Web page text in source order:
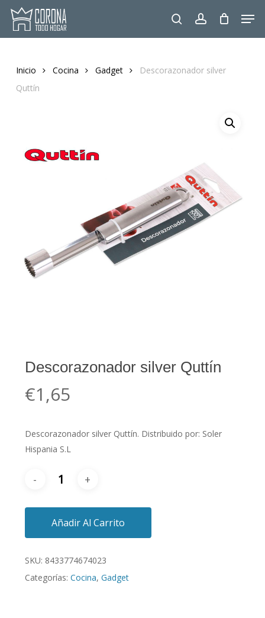
Skip
main
searchaccount
Inicio Cocina Gadget
Descorazonador silver
Quttín
Descorazonador silver Quttín
€1,65
Descorazonador silver Quttín. Distribuido por: Soler
Hispania S.L
Añadir Al Carrito
SKU: 8433774674023
Categorías: Cocina, Gadget